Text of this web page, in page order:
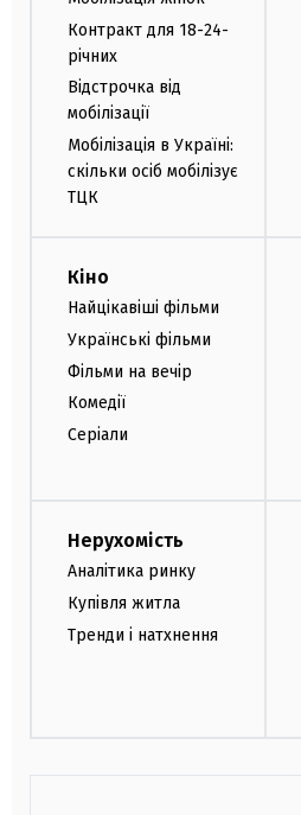
Контракт для 18-24-
річних
Відстрочка від
мобілізації
Мобілізація в Україні:
скільки осіб мобілізує
ТЦК
Кіно
Найцікавіші фільми
Українські фільми
Фільми на вечір
Комедії
Серіали
Нерухомість
Аналітика ринку
Купівля житла
Тренди і натхнення